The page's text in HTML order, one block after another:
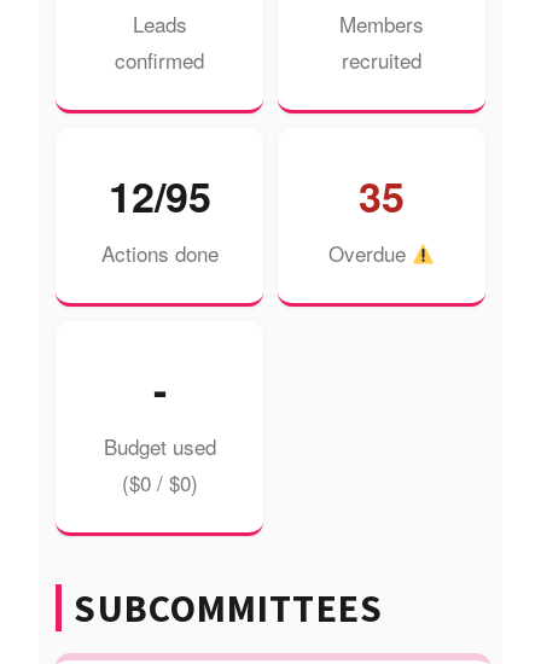
Leads
confirmed
Members
recruited
12/95
Actions done
35
Overdue
-
Budget used
($0 / $0)
SUBCOMMITTEES